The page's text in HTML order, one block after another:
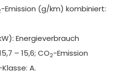
-Emission (g/km) kombiniert:
Energieverbrauch
– 15,6; CO2-Emission
A.